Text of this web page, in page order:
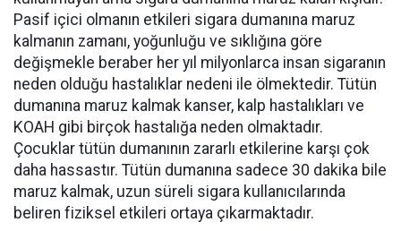
Pasif içici olmanın etkileri sigara dumanına maruz
kalmanın zamanı, yoğunluğu ve sıklığına göre
değişmekle beraber her yıl milyonlarca insan sigaranın
neden olduğu hastalıklar nedeni ile ölmektedir. Tütün
dumanına maruz kalmak kanser, kalp hastalıkları ve
KOAH gibi birçok hastalığa neden olmaktadır.
Çocuklar tütün dumanının zararlı etkilerine karşı çok
daha hassastır. Tütün dumanına sadece 30 dakika bile
maruz kalmak, uzun süreli sigara kullanıcılarında
beliren fiziksel etkileri ortaya çıkarmaktadır.